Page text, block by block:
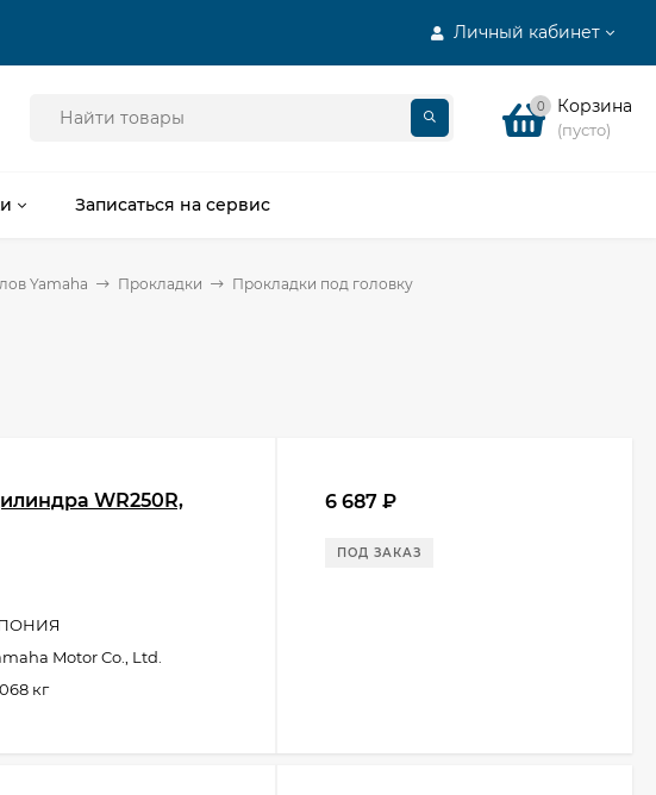
Личный кабинет
0 Корзина
(пусто)
Записаться на сервис
Yamaha Прокладки Прокладки под головку
WR250R,
Motor Co., Ltd.
кг
6 687 ₽
ПОД ЗАКАЗ